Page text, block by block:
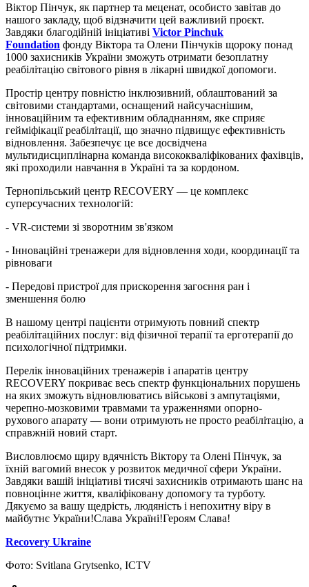
Віктор Пінчук, як партнер та меценат, особисто завітав до
нашого закладу, щоб відзначити цей важливий проєкт.
Завдяки благодійній ініціативі Victor Pinchuk
Foundation фонду Віктора та Олени Пінчуків щороку понад
1000 захисників України зможуть отримати безоплатну
реабілітацію світового рівня в лікарні швидкої допомоги.
Простір центру повністю інклюзивний, облаштований за
світовими стандартами, оснащений найсучаснішим,
інноваційним та ефективним обладнанням, яке сприяє
гейміфікації реабілітації, що значно підвищує ефективність
відновлення. Забезпечує це все досвідчена
мультидисциплінарна команда висококваліфікованих фахівців,
які проходили навчання в Україні та за кордоном.
Тернопільський центр RECOVERY — це комплекс
суперсучасних технологій:
- VR-системи зі зворотним зв'язком
- Інноваційні тренажери для відновлення ходи, координації та
рівноваги
- Передові пристрої для прискорення загоєння ран і
зменшення болю
В нашому центрі пацієнти отримують повний спектр
реабілітаційних послуг: від фізичної терапії та ерготерапії до
психологічної підтримки.
Перелік інноваційних тренажерів і апаратів центру
RECOVERY покриває весь спектр функціональних порушень
на яких зможуть відновлюватись військові з ампутаціями,
черепно-мозковими травмами та ураженнями опорно-
рухового апарату — вони отримують не просто реабілітацію, а
справжній новий старт.
Висловлюємо щиру вдячність Віктору та Олені Пінчук, за
їхній вагомий внесок у розвиток медичної сфери України.
Завдяки вашій ініціативі тисячі захисників отримають шанс на
повноцінне життя, кваліфіковану допомогу та турботу.
Дякуємо за вашу щедрість, людяність і непохитну віру в
майбутнє України!Слава Україні!Героям Слава!
Recovery Ukraine
Фото: Svitlana Grytsenko, ICTV